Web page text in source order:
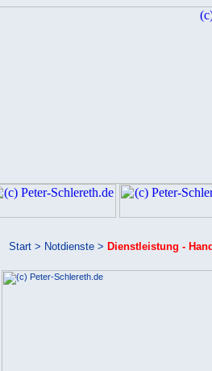
Start > Notdienste > Dienstleistung -